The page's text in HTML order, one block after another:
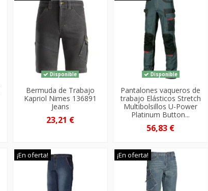
Disponible
Bermuda de Trabajo
Kapriol Nimes 136891
Jeans
23,21 €
Disponible
Pantalones vaqueros de
trabajo Elásticos Stretch
Multibolsillos U-Power
Platinum Button...
56,83 €
¡En oferta! ¡En oferta!